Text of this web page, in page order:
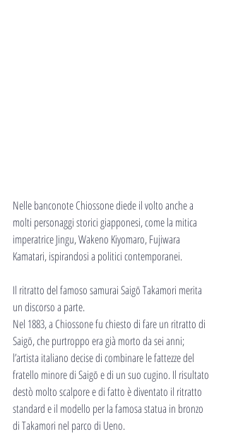
Nelle banconote Chiossone diede il volto anche a
molti personaggi storici giapponesi, come la mitica
imperatrice Jingu, Wakeno Kiyomaro, Fujiwara
Kamatari, ispirandosi a politici contemporanei.
Il ritratto del famoso samurai Saigō Takamori merita
un discorso a parte.
Nel 1883, a Chiossone fu chiesto di fare un ritratto di
Saigō, che purtroppo era già morto da sei anni;
l’artista italiano decise di combinare le fattezze del
fratello minore di Saigō e di un suo cugino. Il risultato
destò molto scalpore e di fatto è diventato il ritratto
standard e il modello per la famosa statua in bronzo
di Takamori nel parco di Ueno.